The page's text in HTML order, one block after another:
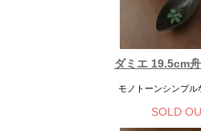
ダミエ 19.5cm
モノトーンシンプル
SOLD